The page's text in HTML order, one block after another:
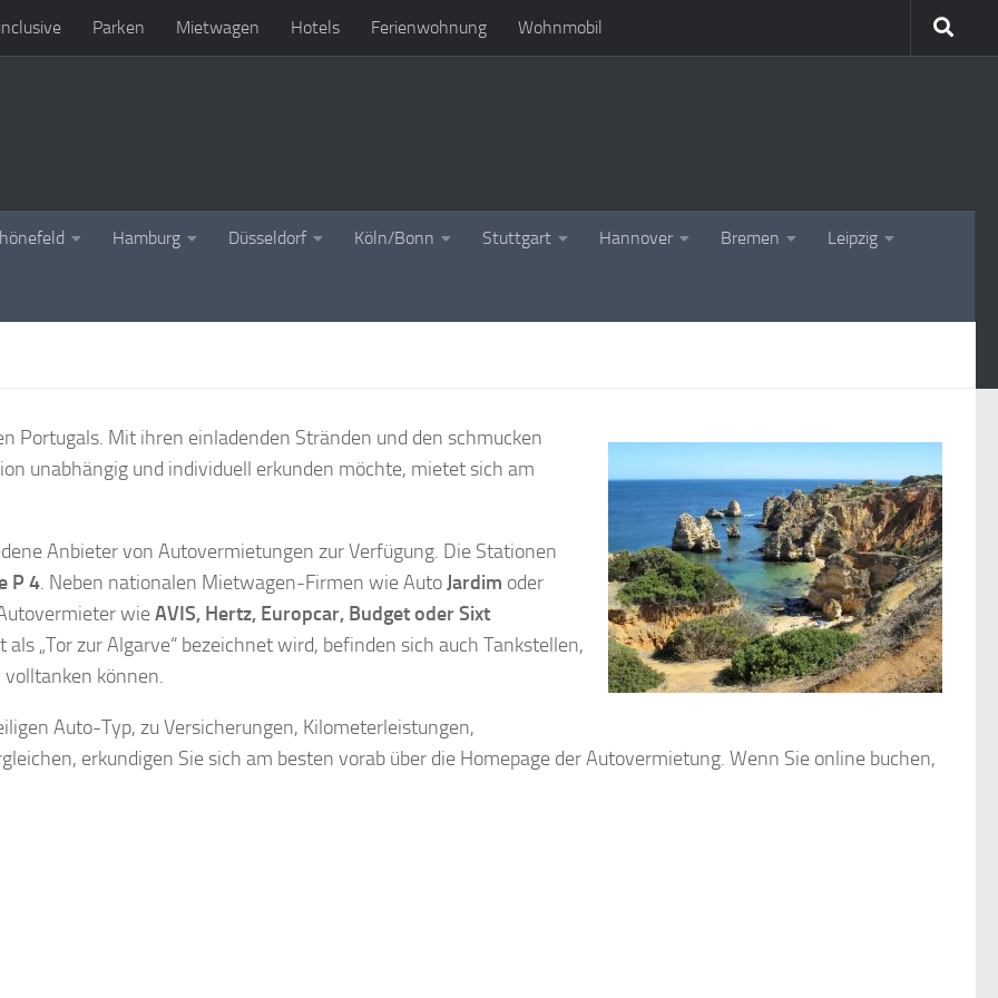
Parken Mietwagen Hotels Ferienwohnung Wohnmobil
Hamburg Düsseldorf Köln/Bonn Stuttgart Hannover Bremen Leipzig
Portugals. Mit ihren einladenden Stränden und den schmucken
unabhängig und individuell erkunden möchte, mietet sich am
Anbieter von Autovermietungen zur Verfügung. Die Stationen
P 4. Neben nationalen Mietwagen-Firmen wie AutoJardim oder
wieAVIS, Hertz, Europcar, Budget oder Sixt
„Tor zur Algarve“ bezeichnet wird, befinden sich auch Tankstellen,
können.
Auto-Typ, zu Versicherungen, Kilometerleistungen,
erkundigen Sie sich am besten vorab über die Homepage der Autovermietung. Wenn Sie online buchen,